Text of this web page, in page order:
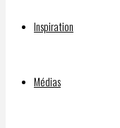
Inspiration
Médias